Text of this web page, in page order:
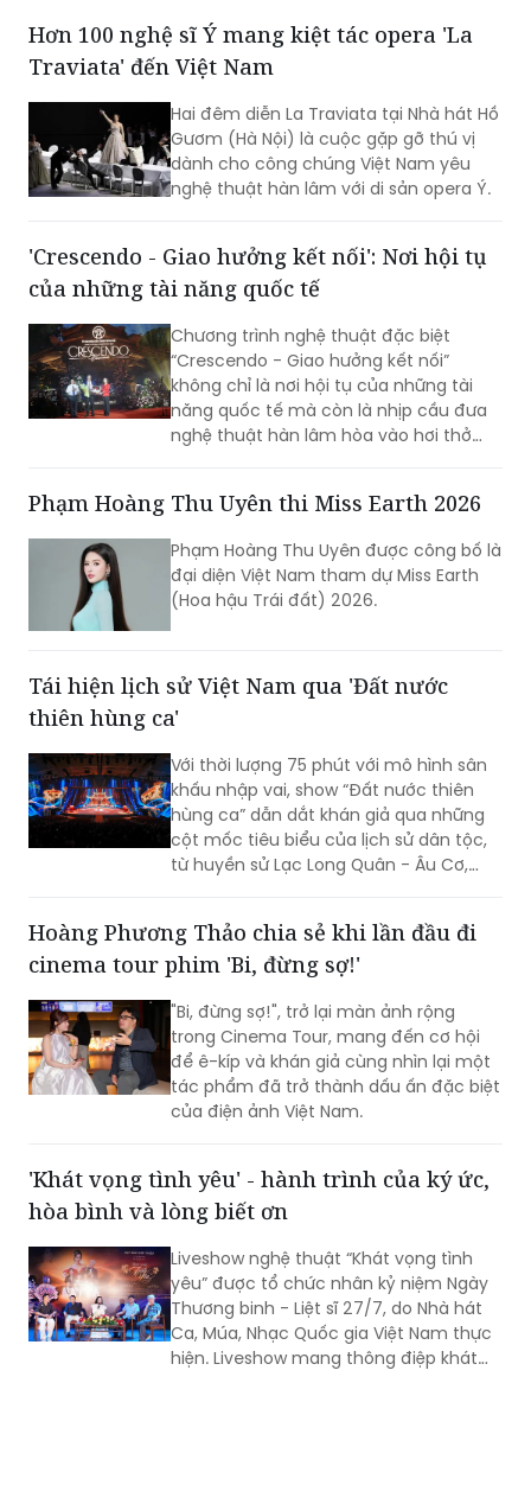
Hai đêm diễn La Traviata tại Nhà hát Hồ
Gươm (Hà Nội) là cuộc gặp gỡ thú vị
dành cho công chúng Việt Nam yêu
nghệ thuật hàn lâm với di sản opera Ý.
'Crescendo - Giao hưởng kết nối': Nơi hội tụ
Chương trình nghệ thuật đặc biệt
“Crescendo - Giao hưởng kết nối”
không chỉ là nơi hội tụ của những tài
năng quốc tế mà còn là nhịp cầu đưa
nghệ thuật hàn lâm hòa vào hơi thở
cuộc sống, góp phần khẳng định vị thế
TP Sáng tạo của Hà Nội. Đêm nhạc đã
xóa nhòa khoảng cách giữa âm nhạc
hóa trong lòng người dân địa phương
cùng du khách thập phương.
Phạm Hoàng Thu Uyên thi Miss Earth 2026
Phạm Hoàng Thu Uyên được công bố là
đại diện Việt Nam tham dự Miss Earth
(Hoa hậu Trái đất) 2026.
Tái hiện lịch sử Việt Nam qua 'Đất nước
Với thời lượng 75 phút với mô hình sân
khấu nhập vai, show “Đất nước thiên
hùng ca” dẫn dắt khán giả qua những
cột mốc tiêu biểu của lịch sử dân tộc,
từ huyền sử Lạc Long Quân - Âu Cơ,
thời Hùng Vương dựng nước, các chiến
công giữ nước hào hùng đến khát vọng
phát triển hùng cường của dân tộc
Hoàng Phương Thảo chia sẻ khi lần đầu đi
"Bi, đừng sợ!", trở lại màn ảnh rộng
trong Cinema Tour, mang đến cơ hội
để ê-kíp và khán giả cùng nhìn lại một
tác phẩm đã trở thành dấu ấn đặc biệt
của điện ảnh Việt Nam.
'Khát vọng tình yêu' - hành trình của ký ức,
Liveshow nghệ thuật “Khát vọng tình
yêu” được tổ chức nhân kỷ niệm Ngày
Thương binh - Liệt sĩ 27/7, do Nhà hát
Ca, Múa, Nhạc Quốc gia Việt Nam thực
hiện. Liveshow mang thông điệp khát
vọng về tình yêu đôi lứa, hạnh phúc gia
đình, tình yêu con người và quê hương,
đất nước. Đó còn là khát vọng hòa